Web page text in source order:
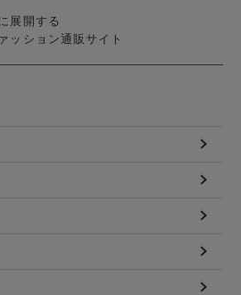
展開する
ッション通販サイト